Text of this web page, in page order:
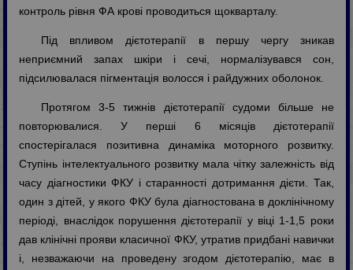
контроль рівня ФА крові проводиться щокварталу.
Під впливом дієтотерапії в першу чергу зникав
неприємний запах шкіри і сечі, нормалізувався сон,
підсилювалася пігментація волосся і райдужних оболонок.
Протягом 3-5 тижнів дієтотерапії судоми більше не
повторювалися. У перші 6 місяців дієтотерапії
спостерігалася позитивна динаміка моторного розвитку.
Ступінь інтелектуального розвитку мала чітку залежність від
часу діагностики ФКУ і старанності дотримання дієти. Так,
один з дітей, у якого ФКУ була діагностована в доклінічному
періоді, внаслідок порушення дієтотерапії у віці 1-1,5 роки
дав клінічні прояви класичної ФКУ, утратив придбані навички
і, незважаючи на проведену згодом дієтотерапію, має в